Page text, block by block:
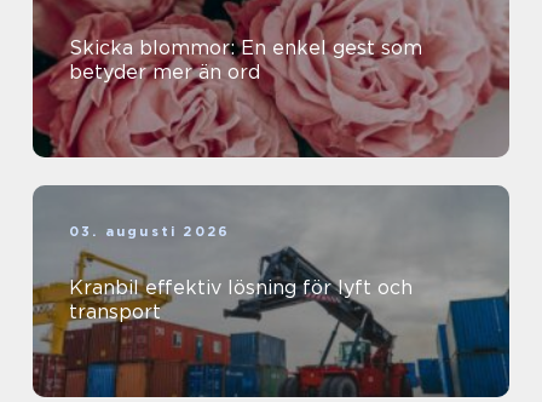
Skicka blommor: En enkel gest som
betyder mer än ord
03. augusti 2026
Kranbil effektiv lösning för lyft och
transport